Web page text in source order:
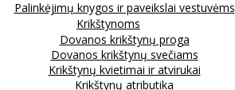
Palinkėjimų knygos ir paveikslai vestuvėms
Krikštynoms
Dovanos krikštynų proga
Dovanos krikštynų svečiams
Krikštynų kvietimai ir atvirukai
Krikštynų atributika